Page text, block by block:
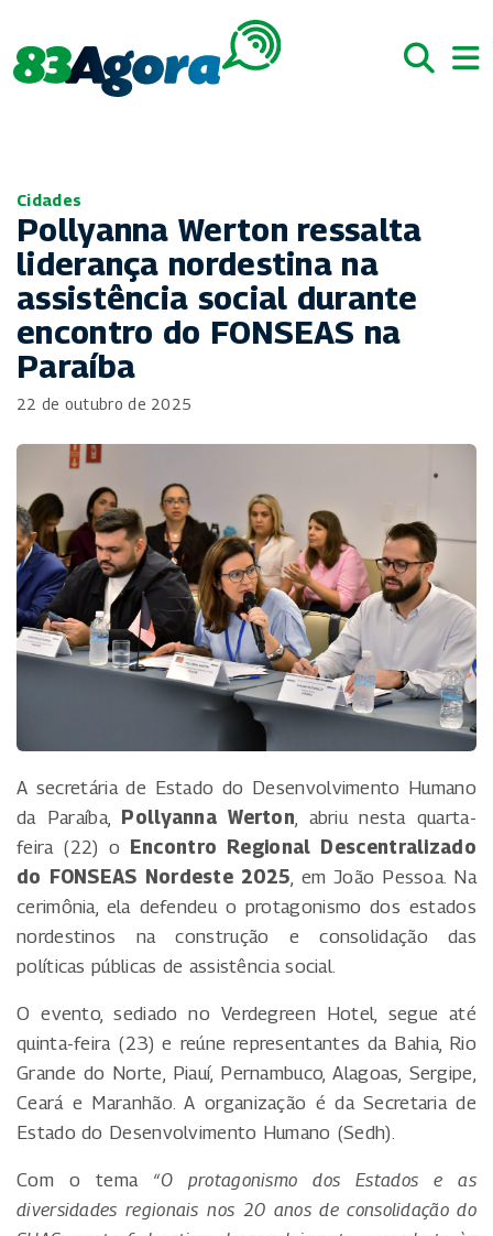
Cidades
Pollyanna Werton ressalta
liderança nordestina na
assistência social durante
encontro do FONSEAS na
Paraíba
22 de outubro de 2025
A secretária de Estado do Desenvolvimento Humano
da Paraíba, Pollyanna Werton , abriu nesta quarta-
feira (22) o Encontro Regional Descentralizado
do FONSEAS Nordeste 2025 , em João Pessoa. Na
cerimônia, ela defendeu o protagonismo dos estados
nordestinos na construção e consolidação das
políticas públicas de assistência social.
O evento, sediado no Verdegreen Hotel, segue até
quinta-feira (23) e reúne representantes da Bahia, Rio
Grande do Norte, Piauí, Pernambuco, Alagoas, Sergipe,
Ceará e Maranhão. A organização é da Secretaria de
Estado do Desenvolvimento Humano (Sedh).
Com o tema “O protagonismo dos Estados e as
diversidades regionais nos 20 anos de consolidação do